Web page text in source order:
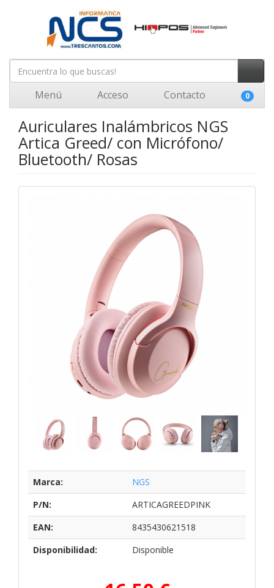
Menú Acceso Contacto 0
Auriculares Inalámbricos NGS
Artica Greed/ con Micrófono/
Bluetooth/ Rosas
Marca:
NGS
P/N:
ARTICAGREEDPINK
EAN:
8435430621518
Disponibilidad:
Disponible